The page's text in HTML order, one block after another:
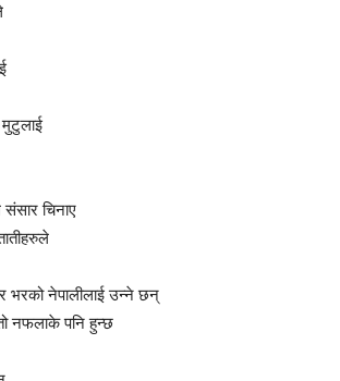
संसार चिनाए
भरको नेपालीलाई उन्ने छन्
नफलाके पनि हुन्छ